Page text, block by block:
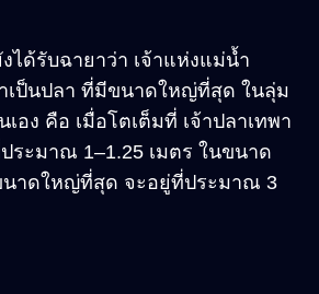
ได้รับฉายาว่า เจ้าแห่งแม่น้ำ
าเป็นปลา ที่มีขนาดใหญ่ที่สุด ในลุ่ม
อง คือ เมื่อโตเต็มที่ เจ้าปลาเทพา
ระมาณ 1–1.25 เมตร ในขนาด
าดใหญ่ที่สุด จะอยู่ที่ประมาณ 3